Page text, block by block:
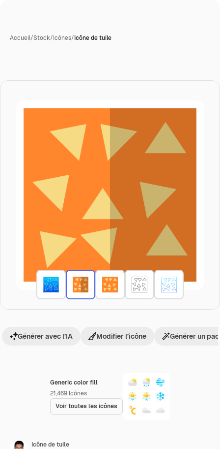
Accueil/Stock/Icônes/Icône de tuile
Generic color fill
21,469 Icônes
Voir toutes les icônes
Générer avec l’IA Modifier l’icône Générer un
Icône de tuile